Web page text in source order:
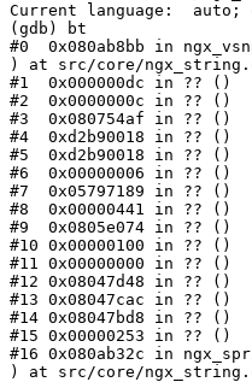
Current language:  auto;
(gdb) bt
#0  0x080ab8bb in
) at src/core/
#1  0x000000dc in ?? ()
#2  0x0000000c in ?? ()
#3  0x080754af in ?? ()
#4  0xd2b90018 in ?? ()
#5  0xd2b90018 in ?? ()
#6  0x00000006 in ?? ()
#7  0x05797189 in ?? ()
#8  0x00000441 in ?? ()
#9  0x0805e074 in ?? ()
#10 0x00000100 in ?? ()
#11 0x00000000 in ?? ()
#12 0x08047d48 in ?? ()
#13 0x08047cac in ?? ()
#14 0x08047bd8 in ?? ()
#15 0x00000253 in ?? ()
#16 0x080ab32c in
) at src/core/